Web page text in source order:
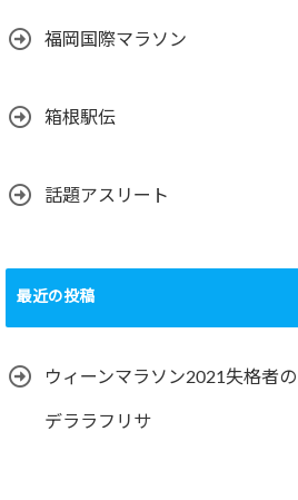
福岡国際マラソン
箱根駅伝
話題アスリート
最近の投稿
ウィーンマラソン2021失格者
デララフリサ